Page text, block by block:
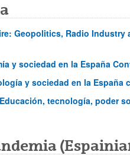
Geopolitics, Radio
y sociedad en la España
y sociedad en la España
tecnología, poder